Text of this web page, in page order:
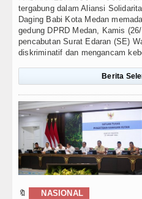
tergabung dalam Aliansi
Daging Babi Kota Medan
gedung DPRD Medan, Kamis
pencabutan Surat Edaran (SE)
diskriminatif dan mengancam
Berita
🔖 NASIONAL